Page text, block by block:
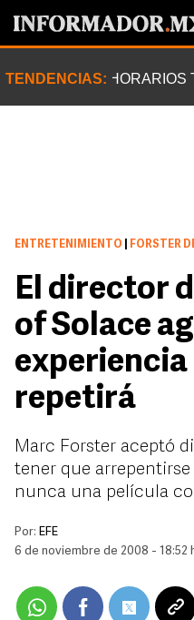
TENDENCIAS: HORARIOS
ENTRETENIMIENTO FORSTER
El director
of Solace
experiencia
repetirá
Marc Forster aceptó
tener que
nunca una película
Por: EFE
6 de noviembre de 2008 - 18:52